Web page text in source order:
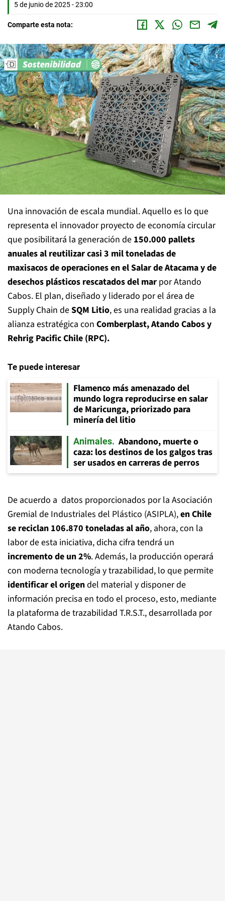
5 de junio de 2025 - 23:00
Comparte esta nota:
Una innovación de escala mundial. Aquello es lo que
representa el innovador proyecto de economía circular
que posibilitará la generación de 150.000 pallets
anuales al reutilizar casi 3 mil toneladas de
maxisacos de operaciones en el Salar de Atacama y de
desechos plásticos rescatados del mar por Atando
Cabos. El plan, diseñado y liderado por el área de
Supply Chain deSQM Litio, es una realidad gracias a la
alianza estratégica con Comberplast, Atando Cabos y
Rehrig Pacific Chile (RPC).
Te puede interesar
Flamenco más amenazado del
mundo logra reproducirse en salar
de Maricunga, priorizado para
minería del litio
Animales
Abandono, muerte o
caza: los destinos de los galgos tras
ser usados en carreras de perros
De acuerdo a datos proporcionados por la Asociación
Gremial de Industriales del Plástico (ASIPLA),en Chile
se reciclan 106.870 toneladas al año, ahora, con la
labor de esta iniciativa, dicha cifra tendrá un
incremento de un 2%. Además, la producción operará
con moderna tecnología y trazabilidad, lo que permite
identificar el origendel material y disponer de
información precisa en todo el proceso, esto, mediante
la plataforma de trazabilidad T.R.S.T., desarrollada por
Atando Cabos.